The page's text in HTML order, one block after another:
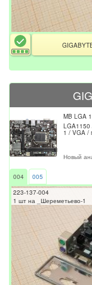
MB LGA
LGA1150
1 / VGA /
Новый
004
005
223-137-004
1 шт на _Шереметьево-1